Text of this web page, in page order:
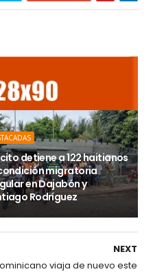
detiene a 122 haitianos
migratoria
en Dajabón y
Rodríguez
NEXT
viaja de nuevo este